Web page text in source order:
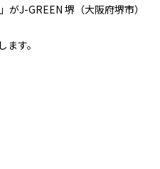
がJ-GREEN 堺（大阪府堺市）
す。